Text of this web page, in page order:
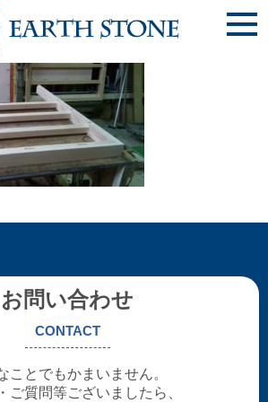
768×432
お問い合わせ
CONTACT
ことでもかまいません。
ご質問等ございましたら、